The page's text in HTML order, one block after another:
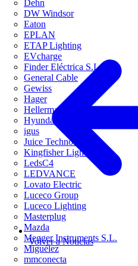
Dehn
DW Windsor
Eaton
EPLAN
ETAP Lighting
EVcharge
Finder Eléctrica S.L.U
General Cable
Gewiss
Hager
HellermannTyton
Hyundai Electric
igus
Juice Technology
Kingfisher Lighting
LedsC4
LEDVANCE
Lovato Electric
Luceco Group
Luceco Lighting
Masterplug
Mazda
Megger Instruments S.L.
Miguélez
mmconecta
Volver a Noticias